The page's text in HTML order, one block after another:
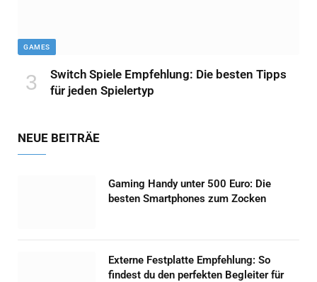
GAMES
Switch Spiele Empfehlung: Die besten Tipps
für jeden Spielertyp
NEUE BEITRÄE
Gaming Handy unter 500 Euro: Die
besten Smartphones zum Zocken
Externe Festplatte Empfehlung: So
findest du den perfekten Begleiter für